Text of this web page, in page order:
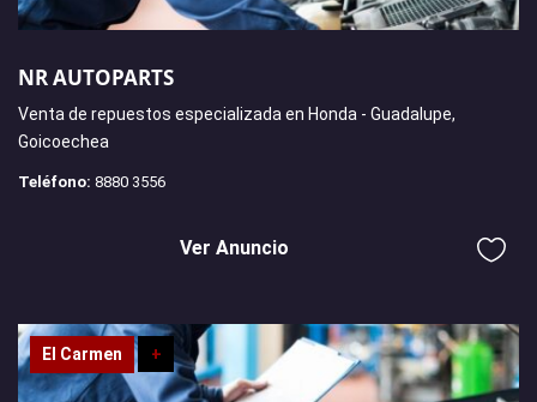
NR AUTOPARTS
Venta de repuestos especializada en Honda - Guadalupe,
Goicoechea
Teléfono: 8880 3556
Ver Anuncio
El Carmen +